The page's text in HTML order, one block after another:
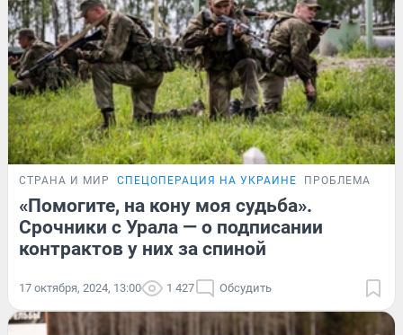
СТРАНА И МИР СПЕЦОПЕРАЦИЯ НА УКРАИНЕ ПРОБЛЕМА
«Помогите, на кону моя судьба».
Срочники с Урала — о подписании
контрактов у них за спиной
17 октября, 2024, 13:00 1 427 Обсудить